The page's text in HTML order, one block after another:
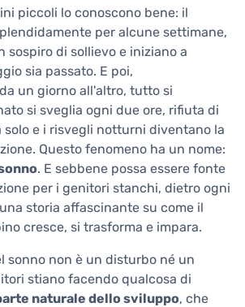
piccoli lo conoscono bene: il
per alcune settimane,
sospiro di sollievo e iniziano a
sia passato. E poi,
un giorno all'altro, tutto si
si sveglia ogni due ore, rifiuta di
solo e i risvegli notturni diventano la
Questo fenomeno ha un nome:
. E sebbene possa essere fonte
per i genitori stanchi, dietro ogni
storia affascinante su come il
cresce, si trasforma e impara.
sonno non è un disturbo né un
stiano facendo qualcosa di
naturale dello sviluppo, che